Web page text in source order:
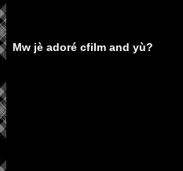
Mw jè adoré cfilm and yù?